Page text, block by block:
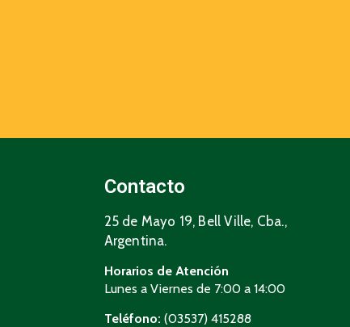
Contacto
25 de Mayo 19, Bell Ville, Cba.,
Argentina.
Horarios de Atención
Lunes a Viernes de 7:00 a 14:00
Teléfono: (03537) 415288